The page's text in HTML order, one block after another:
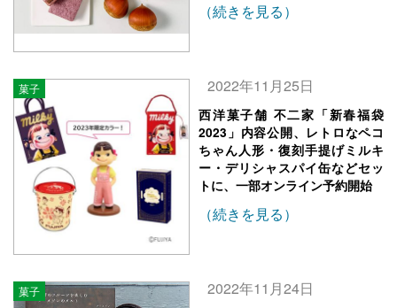
（続きを見る）
菓子 2022年11月25日
西洋菓子舗 不二家「新春福袋
2023」内容公開、レトロなペコ
ちゃん人形・復刻手提げミルキ
ー・デリシャスパイ缶などセッ
トに、一部オンライン予約開始
（続きを見る）
菓子 2022年11月24日